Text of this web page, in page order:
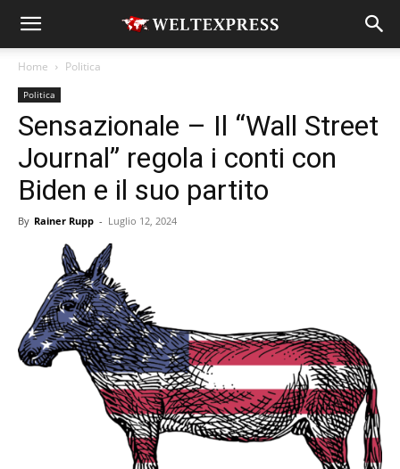
Home Politica
Politica
Sensazionale – Il “Wall Street
Journal” regola i conti con
Biden e il suo partito
By Rainer Rupp - Luglio 12, 2024